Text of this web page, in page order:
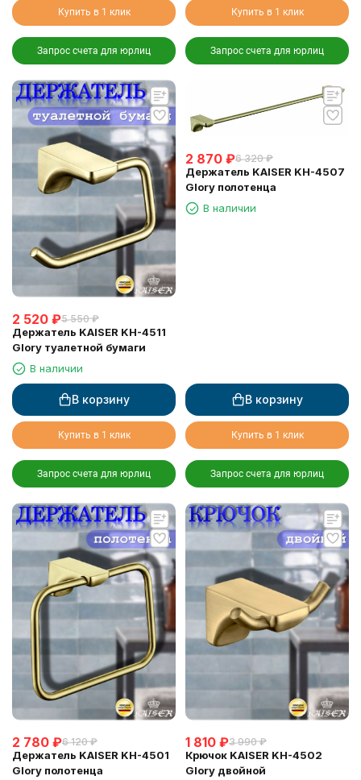
Купить в 1 клик
Запрос счета для юрлиц
Купить в 1 клик
Запрос счета для юрлиц
2 520 ₽5 550 ₽
Держатель KAISER KH-4511
Glory туалетной бумаги
В наличии
В корзину
Купить в 1 клик
Запрос счета для юрлиц
2 870 ₽6 320 ₽
Держатель KAISER KH-4507
Glory полотенца
В наличии
В корзину
Купить в 1 клик
Запрос счета для юрлиц
2 780 ₽6 120 ₽
Держатель KAISER KH-4501
Glory полотенца
1 810 ₽3 990 ₽
Крючок KAISER KH-4502
Glory двойной